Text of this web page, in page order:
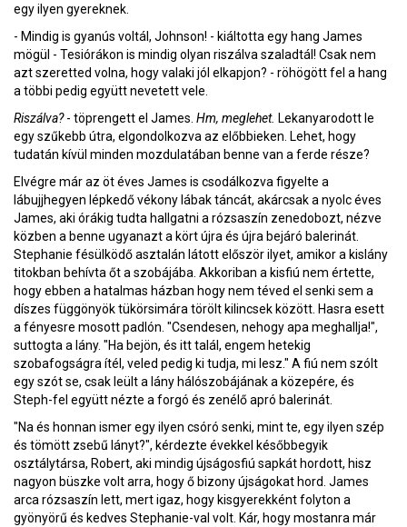
egy ilyen gyereknek.
- Mindig is gyanús voltál, Johnson! - kiáltotta egy hang James
mögül - Tesiórákon is mindig olyan riszálva szaladtál! Csak nem
azt szeretted volna, hogy valaki jól elkapjon? - röhögött fel a hang
a többi pedig együtt nevetett vele.
Riszálva?- töprengett el James. Hm, meglehet. Lekanyarodott le
egy szűkebb útra, elgondolkozva az előbbieken. Lehet, hogy
tudatán kívül minden mozdulatában benne van a ferde része?
Elvégre már az öt éves James is csodálkozva figyelte a
lábujjhegyen lépkedő vékony lábak táncát, akárcsak a nyolc éves
James, aki órákig tudta hallgatni a rózsaszín zenedobozt, nézve
közben a benne ugyanazt a kört újra és újra bejáró balerinát.
Stephanie fésülködő asztalán látott először ilyet, amikor a kislány
titokban behívta őt a szobájába. Akkoriban a kisfiú nem értette,
hogy ebben a hatalmas házban hogy nem téved el senki sem a
díszes függönyök tükörsimára törölt kilincsek között. Hasra esett
a fényesre mosott padlón. "Csendesen, nehogy apa meghallja!",
suttogta a lány. "Ha bejön, és itt talál, engem hetekig
szobafogságra ítél, veled pedig ki tudja, mi lesz." A fiú nem szólt
egy szót se, csak leült a lány hálószobájának a közepére, és
Steph-fel együtt nézte a forgó és zenélő apró balerinát.
"Na és honnan ismer egy ilyen csóró senki, mint te, egy ilyen szép
és tömött zsebű lányt?", kérdezte évekkel későbbegyik
osztálytársa, Robert, aki mindig újságosfiú sapkát hordott, hisz
nagyon büszke volt arra, hogy ő bizony újságokat hord. James
arca rózsaszín lett, mert igaz, hogy kisgyerekként folyton a
gyönyörű és kedves Stephanie-val volt. Kár, hogy mostanra már